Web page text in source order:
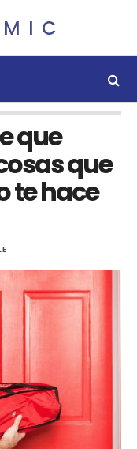
que
que
te hace